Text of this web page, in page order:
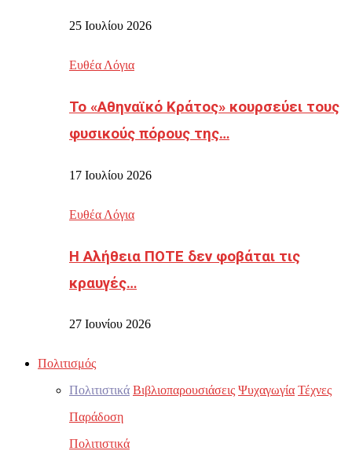
25 Ιουλίου 2026
Ευθέα Λόγια
Το «Αθηναϊκό Κράτος» κουρσεύει τους
φυσικούς πόρους της…
17 Ιουλίου 2026
Ευθέα Λόγια
Η Αλήθεια ΠΟΤΕ δεν φοβάται τις
κραυγές…
27 Ιουνίου 2026
Πολιτισμός
Πολιτιστικά Βιβλιοπαρουσιάσεις Ψυχαγωγία Τέχνες
Παράδοση
Πολιτιστικά